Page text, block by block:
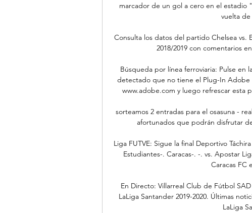
marcador de un gol a cero en el estadio
vuelta
Consulta los datos del partido Chelsea vs.
2018/2019 con comentarios
Búsqueda por línea ferroviaria: Pulse en
detectado que no tiene el Plug-In Adobe
www.adobe.com y luego refrescar esta
sorteamos 2 entradas para el osasuna -
afortunados que podrán disfrutar
Liga FUTVE: Sigue la final Deportivo
Estudiantes-. Caracas-. -. vs. Apostar
Caracas FC
En Directo: Villarreal Club de Fútbol
LaLiga Santander 2019-2020. Últimas
LaLiga